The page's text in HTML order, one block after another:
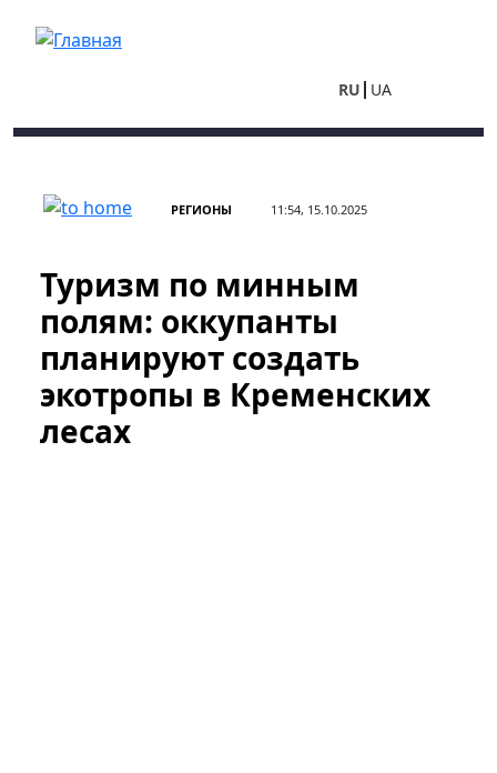
RU UA
РЕГИОНЫ 11:54, 15.10.2025
Туризм по минным
полям: оккупанты
планируют создать
экотропы в Кременских
лесах